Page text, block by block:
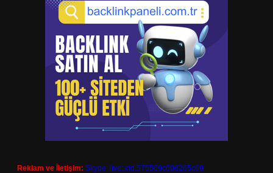
Reklam ve İletişim: Skype: live:.cid.575569c608265c69